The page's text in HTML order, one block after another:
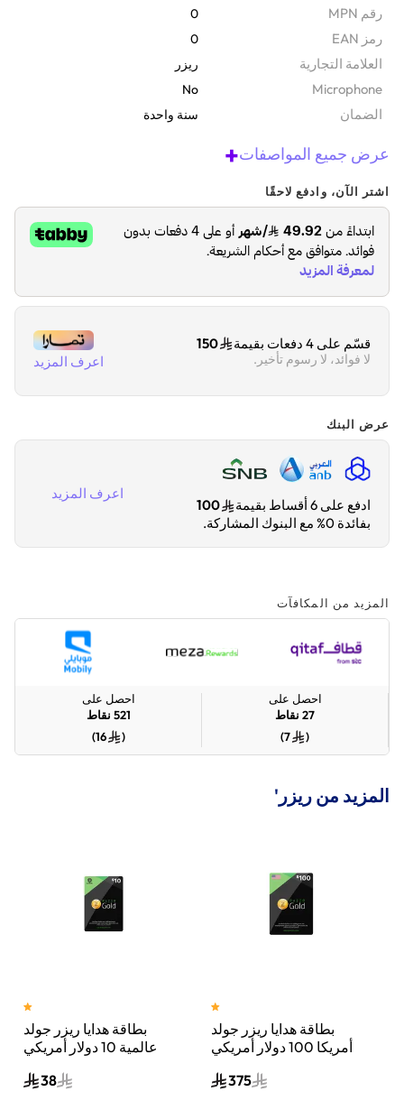
رقم MPN 0
رمز EAN 0
‫العلامة التجارية ريزر
Microphone
No
الضمان‬ سنة واحدة
عرض جميع المواصفات+
اشتر الآن، وادفع لاحقًا
قسّم على 4 دفعات بقيمة 150
لا فوائد، لا رسوم تأخير. اعرف المزيد
عرض البنك
ادفع على 6 أقساط بقيمة
100
بفائدة 0% مع البنوك المشاركة.
اعرف المزيد
المزيد من المكافآت
احصل على
27 نقاط
(
7
)
احصل على
521 نقاط
(
16
)
المزيد من ريزر'
بطاقة هدايا ريزر جولد
عالمية 10 دولار أمريكي
الإلكتروني والرسائل أسود
38
بطاقة هدايا ريزر جولد
أمريكا 100 دولار أمريكي
الإلكتروني والرسائل أسود
375